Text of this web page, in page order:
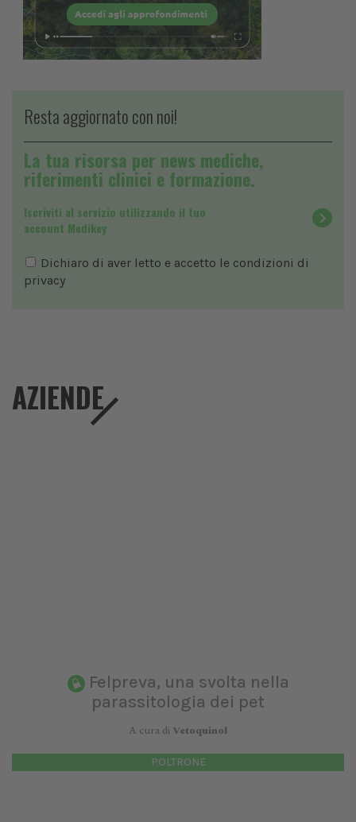
Resta aggiornato con noi!
La tua risorsa per news mediche,
riferimenti clinici e formazione.
Iscriviti al servizio utilizzando il tuo
account Medikey
Dichiaro di aver letto e accetto le condizioni di
privacy
AZIENDE
Felpreva, una svolta nella
parassitologia dei pet
A cura di Vetoquinol
POLTRONE